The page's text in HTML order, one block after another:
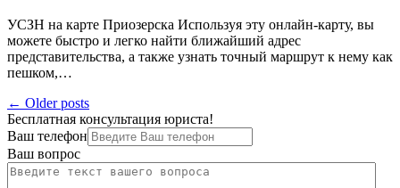
УСЗН на карте Приозерска Используя эту онлайн-карту, вы
можете быстро и легко найти ближайший адрес
представительства, а также узнать точный маршрут к нему как
пешком,…
Навигация
по
записям
← Older posts
Бесплатная консультация юриста!
Ваш телефон
Ваш вопрос